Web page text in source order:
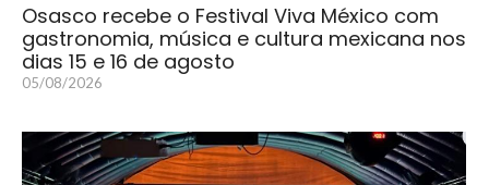
Osasco recebe o Festival Viva México com
gastronomia, música e cultura mexicana nos
dias 15 e 16 de agosto
05/08/2026